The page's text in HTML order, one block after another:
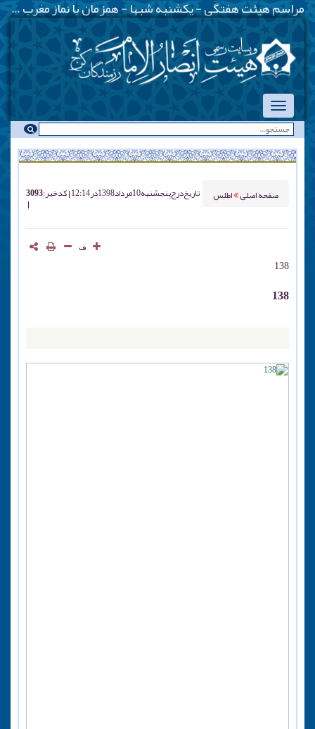
مراسم هیئت هفتگی - یکشنبه شبها - همزمان با نماز مغرب ::: قرائت دعای آل یاسین - پنج شنبه ها قبل از اذان مغرب ::: همه روزه نماز جماعت مغرب و عشاء برگزار میشود
صفحه اصلی اطلس تاریخ درجپنجشنبه 10 مرداد 1398 در 12:14 کد خبر : 3093
ف
138
138